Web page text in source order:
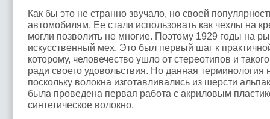
Как бы это не странно звучало, но своей
автомобилям. Ее стали использовать как чехлы на
могли позволить не многие. Поэтому 1929 годы на
искусственный мех. Это был первый шаг к
которому, человечество ушло от стереотипов и
ради своего удовольствия. Но данная терминология
поскольку волокна изготавливались из шерсти
была проведена первая работа с акриловым
синтетическое волокно.